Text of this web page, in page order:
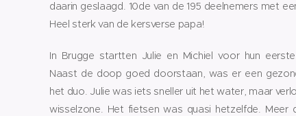
daarin geslaagd. 10de van de 195 deelnemers met
Heel sterk van de kersverse papa!
In Brugge startten Julie en Michiel voor hun
Naast de doop goed doorstaan, was er een
het duo. Julie was iets sneller uit het water, maar
wisselzone. Het fietsen was quasi hetzelfde.